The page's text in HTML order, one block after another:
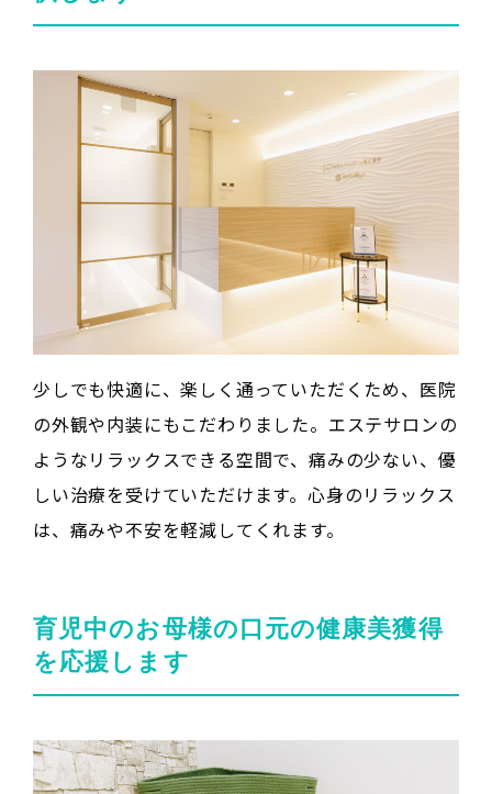
少しでも快適に、楽しく通っていただくため、医院
の外観や内装にもこだわりました。エステサロンの
ようなリラックスできる空間で、痛みの少ない、優
しい治療を受けていただけます。心身のリラックス
は、痛みや不安を軽減してくれます。
育児中のお母様の口元の健康美獲得
を応援します